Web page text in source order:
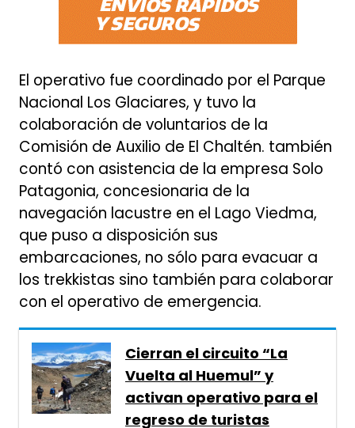
El operativo fue coordinado por el Parque
Nacional Los Glaciares, y tuvo la
colaboración de voluntarios de la
Comisión de Auxilio de El Chaltén. también
contó con asistencia de la empresa Solo
Patagonia, concesionaria de la
navegación lacustre en el Lago Viedma,
que puso a disposición sus
embarcaciones, no sólo para evacuar a
los trekkistas sino también para colaborar
con el operativo de emergencia.
Cierran el circuito “La
Vuelta al Huemul” y
activan operativo para el
regreso de turistas